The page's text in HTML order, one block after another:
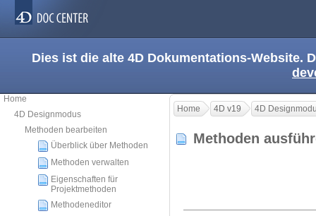
Dies ist die alte 4D Dokumentations-Website.
Home
4D Designmodus
Methoden bearbeiten
Überblick über Methoden
Methoden verwalten
Eigenschaften für
Projektmethoden
Methodeneditor
Home 4D v19 4D
Methoden